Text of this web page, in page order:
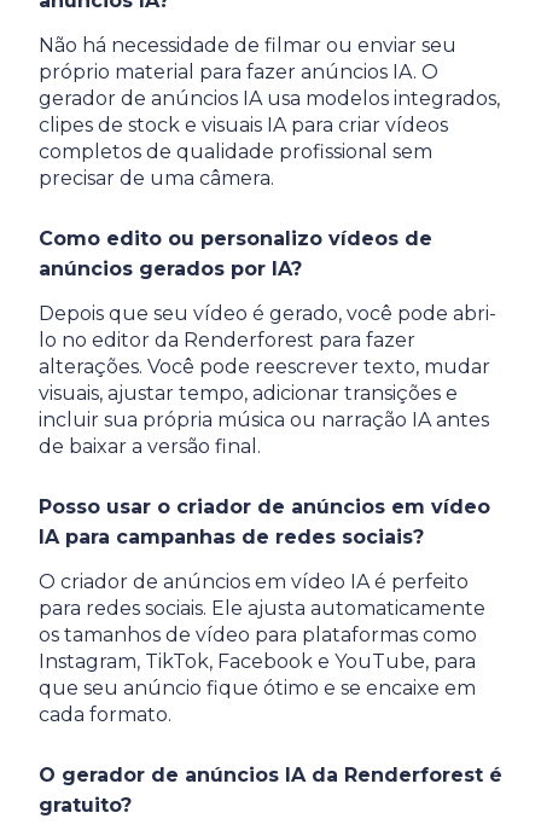
Não há necessidade de filmar ou enviar seu
próprio material para fazer anúncios IA. O
gerador de anúncios IA usa modelos integrados,
clipes de stock e visuais IA para criar vídeos
completos de qualidade profissional sem
precisar de uma câmera.
Como edito ou personalizo vídeos de
anúncios gerados por IA?
Depois que seu vídeo é gerado, você pode abri-
lo no editor da Renderforest para fazer
alterações. Você pode reescrever texto, mudar
visuais, ajustar tempo, adicionar transições e
incluir sua própria música ou narração IA antes
de baixar a versão final.
Posso usar o criador de anúncios em vídeo
IA para campanhas de redes sociais?
O criador de anúncios em vídeo IA é perfeito
para redes sociais. Ele ajusta automaticamente
os tamanhos de vídeo para plataformas como
Instagram, TikTok, Facebook e YouTube, para
que seu anúncio fique ótimo e se encaixe em
cada formato.
O gerador de anúncios IA da Renderforest é
gratuito?